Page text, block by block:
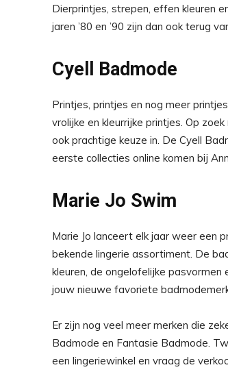
Dierprintjes, strepen, effen kleuren
jaren ’80 en ’90 zijn dan ook terug
Cyell Badmode
Printjes, printjes en nog meer
vrolijke en kleurrijke printjes. Op
ook prachtige keuze in. De Cyell
eerste collecties online komen bij
Marie Jo Swim
Marie Jo lanceert elk jaar weer een
bekende lingerie assortiment. De
kleuren, de ongelofelijke pasvormen
jouw nieuwe favoriete
Er zijn nog veel meer merken die
Badmode en Fantasie Badmode.
een lingeriewinkel en vraag de